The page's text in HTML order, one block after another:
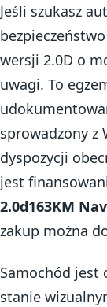
Jeśli szukasz
wersji 2.0D o
uwagi. To
sprowadzony z
dyspozycji
jest
2.0d163KM
zakup można
Samochód jest
stanie